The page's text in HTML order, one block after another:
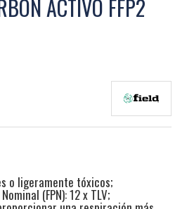
ACTIVO FFP2
o ligeramente tóxicos;
(FPN): 12 x TLV;